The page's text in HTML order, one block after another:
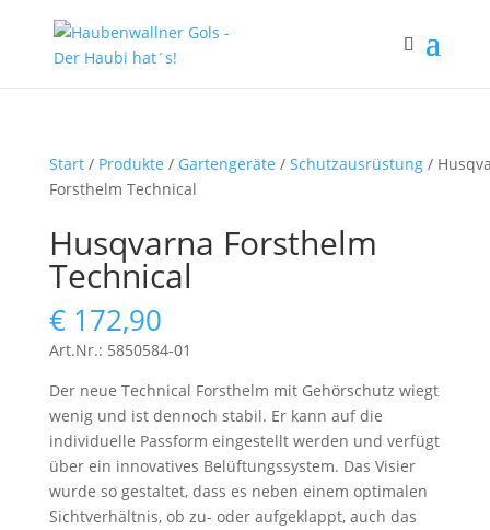
Start/ Produkte / Gartengeräte / Schutzausrüstung/
Forsthelm Technical
Husqvarna Forsthelm
Technical
€172,90
Art.Nr.: 5850584-01
Der neue Technical Forsthelm mit Gehörschutz wiegt
wenig und ist dennoch stabil. Er kann auf die
individuelle Passform eingestellt werden und verfügt
über ein innovatives Belüftungssystem. Das Visier
wurde so gestaltet, dass es neben einem optimalen
Sichtverhältnis, ob zu- oder aufgeklappt, auch das